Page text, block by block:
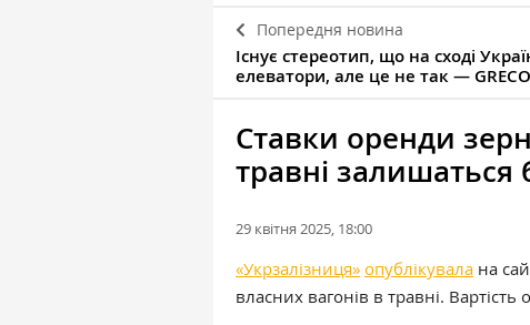
Попередня новина
Існує стереотип, що на сході
елеватори, але це не так —
Ставки оренди
травні залишаться
29 квітня 2025, 18:00
«Укрзалізниця» опублікувала на
власних вагонів в травні. Вартість